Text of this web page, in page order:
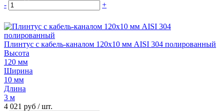
-
+
Плинтус с кабель-каналом 120х10 мм AISI 304 полированный
Высота
120 мм
Ширина
10 мм
Длина
3 м
4 021 руб / шт.